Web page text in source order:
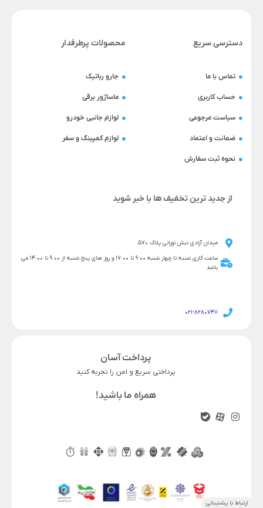
ناموجود
دسترسی سریع
تماس با ما
حساب کاربری
سیاست مرجوعی
ضمانت و اعتماد
نحوه ثبت سفارش
محصولات پرطرفدار
جارو رباتیک
ماساژور برقی
لوازم جانبی خودرو
لوازم کمپینگ و سفر
از جدید ترین تخفیف ها با خبر شوید
میدان آزادی نبش نورانی پلاک 570
ساعت کاری شنبه تا چهار شنبه 9:00 تا 17:00 و روز های پنج شنبه از 9:00 تا 14:00 می
باشد
021-82807411
پرداخت آسان
پرداختی سریع و امن را تجربه کنید
همراه ما باشید!